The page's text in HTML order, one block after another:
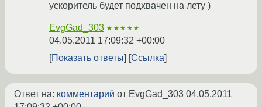
ускоритель будет подхвачен на лету )
EvgGad_303 ★★★★★
04.05.2011 17:09:32 +00:00
Показать ответы
Ссылка
Ответ на: комментарий от EvgGad_303 04.05.2011